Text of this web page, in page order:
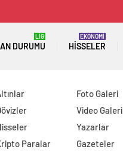
DURUMU
LİG
HISSELER
EKONOMİ
Paralar
Foto Galeri
Video Galeri
Yazarlar
Gazeteler